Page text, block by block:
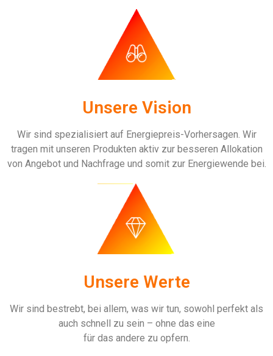
Unsere Vision
Wir sind spezialisiert auf Energiepreis-Vorhersagen. Wir
tragen mit unseren Produkten aktiv zur besseren Allokation
von Angebot und Nachfrage und somit zur Energiewende bei.
Unsere Werte
Wir sind bestrebt, bei allem, was wir tun, sowohl perfekt als
auch schnell zu sein – ohne das eine
für das andere zu opfern.